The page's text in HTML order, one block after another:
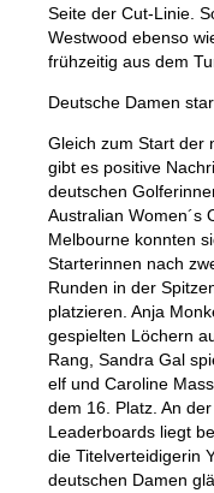
Seite der Cut-Linie.
Westwood ebenso
frühzeitig aus dem
Deutsche Damen
Gleich zum Start der
gibt es positive
deutschen
Australian Women´s
Melbourne konnten
Starterinnen nach
Runden in der
platzieren. Anja
gespielten Löchern
Rang, Sandra Gal
elf und Caroline
dem 16. Platz. An
Leaderboards liegt
die Titelverteidigerin
deutschen Damen